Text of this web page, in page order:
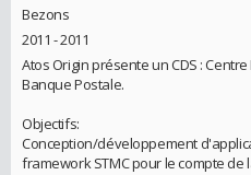
Bezons
2011 - 2011
Atos Origin présente un CDS :
Banque Postale.
Objectifs:
Conception/développement
framework STMC pour le compte de